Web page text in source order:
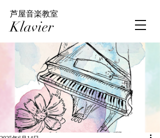
芦屋音楽教室
Klavier